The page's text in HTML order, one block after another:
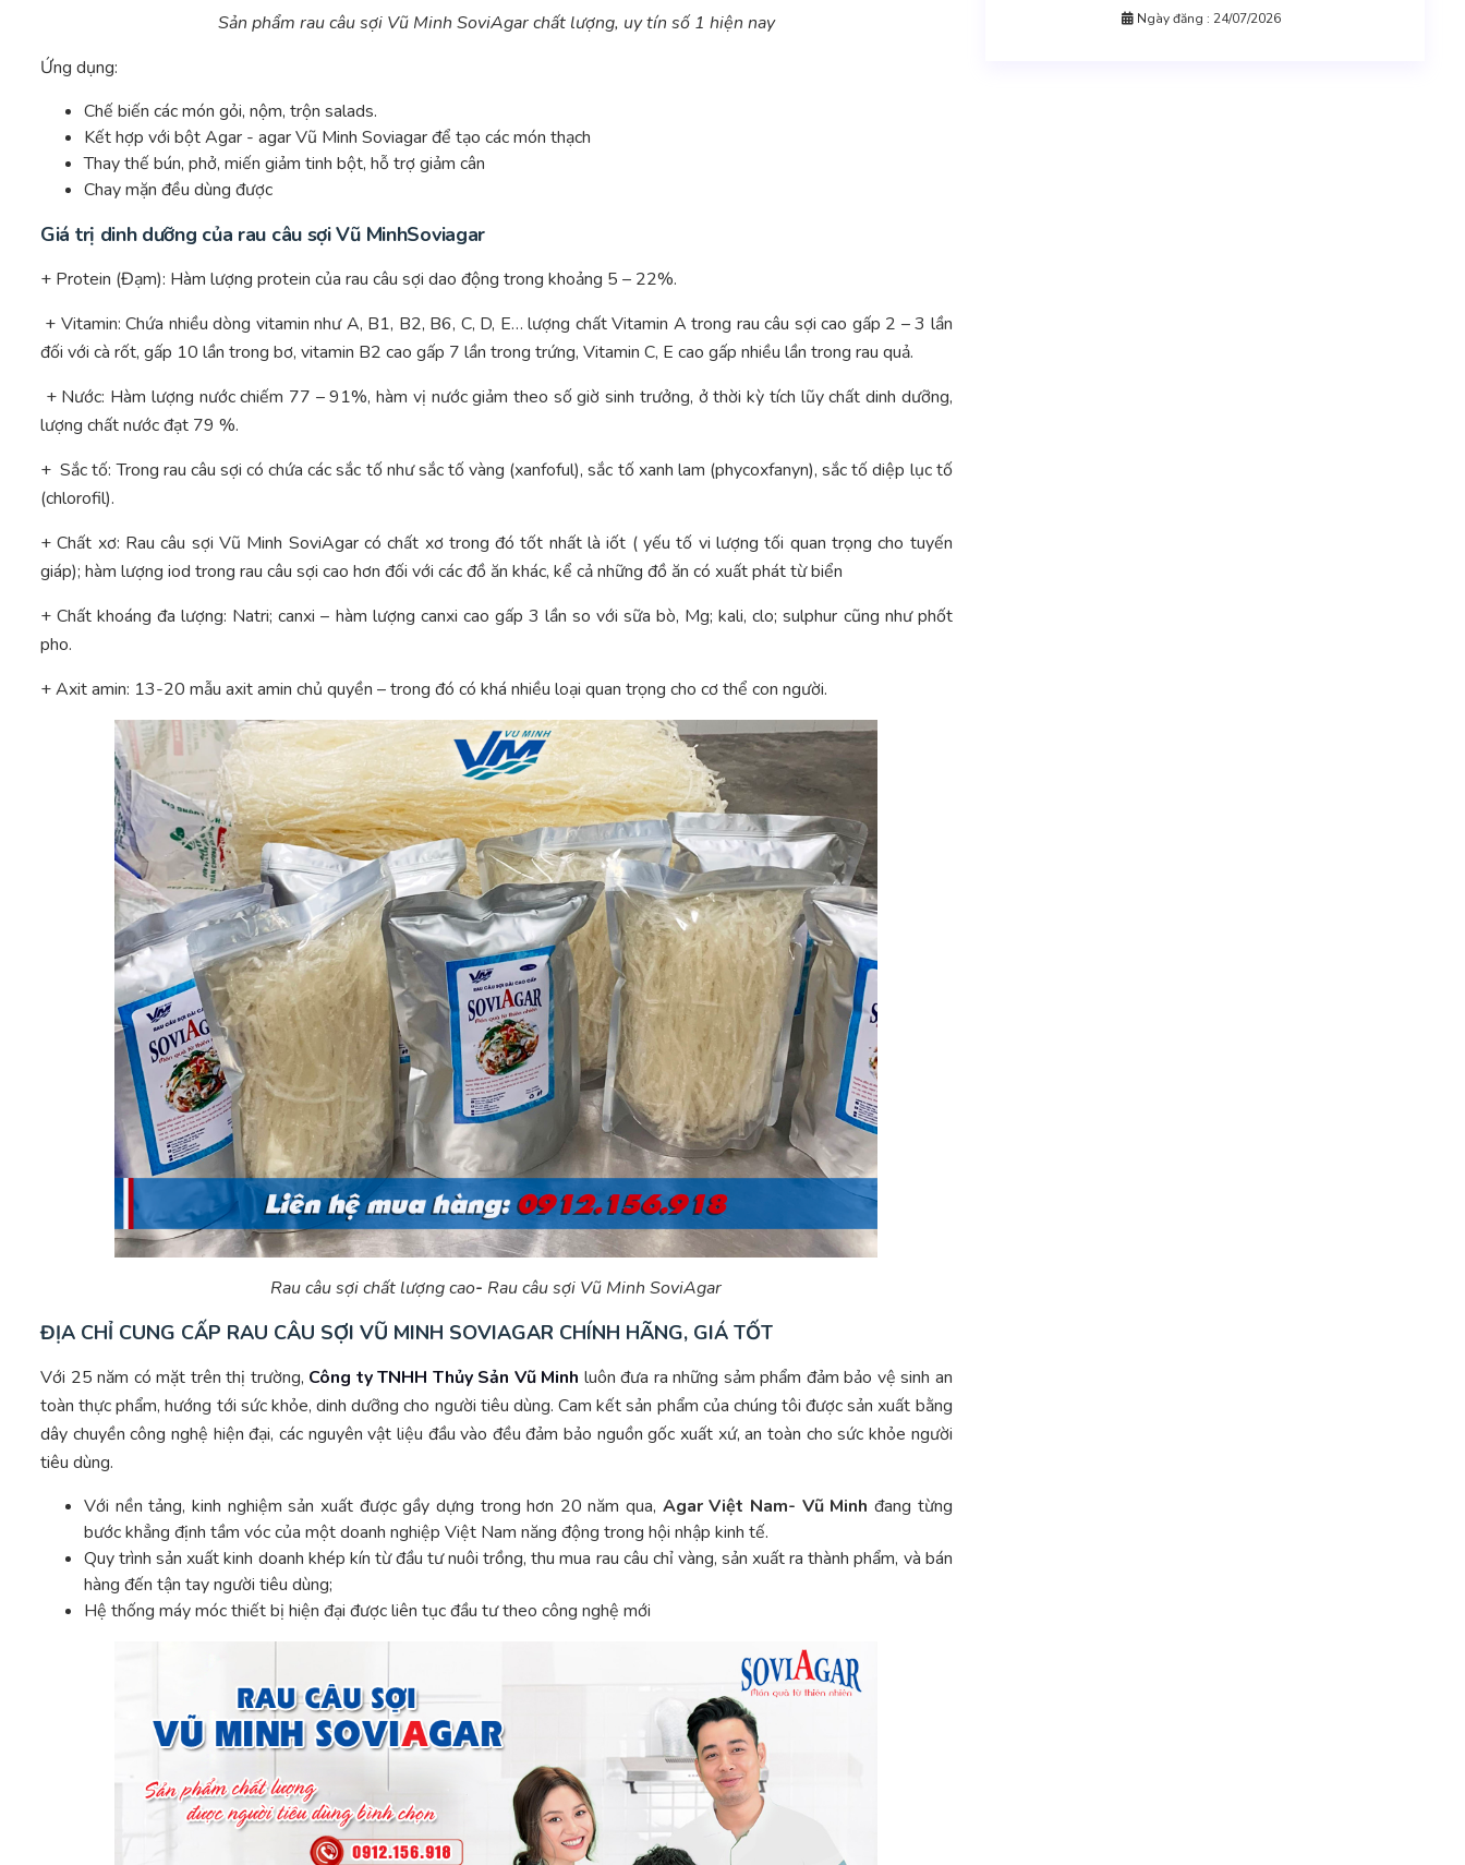
Sản phẩm rau câu sợi Vũ Minh SoviAgar chất lượng, uy tín số 1 hiện nay
Ứng dụng:
Chế biến các món gỏi, nộm, trộn salads.
Kết hợp với bột Agar - agar Vũ Minh Soviagar để tạo các món thạch
Thay thế bún, phở, miến giảm tinh bột, hỗ trợ giảm cân
Chay mặn đều dùng được
Giá trị dinh dưỡng của rau câu sợi Vũ MinhSoviagar
+ Protein (Đạm): Hàm lượng protein của rau câu sợi dao động trong khoảng 5 – 22%.
+ Vitamin: Chứa nhiều dòng vitamin như A, B1, B2, B6, C, D, E… lượng chất Vitamin A trong rau câu sợi cao gấp 2 – 3 lần
đối với cà rốt, gấp 10 lần trong bơ, vitamin B2 cao gấp 7 lần trong trứng, Vitamin C, E cao gấp nhiều lần trong rau quả.
+ Nước: Hàm lượng nước chiếm 77 – 91%, hàm vị nước giảm theo số giờ sinh trưởng, ở thời kỳ tích lũy chất dinh dưỡng,
lượng chất nước đạt 79 %.
+ Sắc tố: Trong rau câu sợi có chứa các sắc tố như sắc tố vàng (xanfoful), sắc tố xanh lam (phycoxfanyn), sắc tố diệp lục tố
(chlorofil).
+ Chất xơ: Rau câu sợi Vũ Minh SoviAgar có chất xơ trong đó tốt nhất là iốt ( yếu tố vi lượng tối quan trọng cho tuyến
giáp); hàm lượng iod trong rau câu sợi cao hơn đối với các đồ ăn khác, kể cả những đồ ăn có xuất phát từ biển
+ Chất khoáng đa lượng: Natri; canxi – hàm lượng canxi cao gấp 3 lần so với sữa bò, Mg; kali, clo; sulphur cũng như phốt
pho.
+ Axit amin: 13-20 mẫu axit amin chủ quyền – trong đó có khá nhiều loại quan trọng cho cơ thể con người.
Rau câu sợi chất lượng cao- Rau câu sợi Vũ Minh SoviAgar
ĐỊA CHỈ CUNG CẤP RAU CÂU SỢI VŨ MINH SOVIAGAR CHÍNH HÃNG, GIÁ TỐT
Với 25 năm có mặt trên thị trường, Công ty TNHH Thủy Sản Vũ Minh luôn đưa ra những sảm phẩm đảm bảo vệ sinh an
toàn thực phẩm, hướng tới sức khỏe, dinh dưỡng cho người tiêu dùng. Cam kết sản phẩm của chúng tôi được sản xuất bằng
dây chuyền công nghệ hiện đại, các nguyên vật liệu đầu vào đều đảm bảo nguồn gốc xuất xứ, an toàn cho sức khỏe người
tiêu dùng.
Với nền tảng, kinh nghiệm sản xuất được gầy dựng trong hơn 20 năm qua, Agar Việt Nam- Vũ Minh đang từng
bước khẳng định tầm vóc của một doanh nghiệp Việt Nam năng động trong hội nhập kinh tế.
Quy trình sản xuất kinh doanh khép kín từ đầu tư nuôi trồng, thu mua rau câu chỉ vàng, sản xuất ra thành phẩm, và bán
hàng đến tận tay người tiêu dùng;
Hệ thống máy móc thiết bị hiện đại được liên tục đầu tư theo công nghệ mới
Ngày đăng : 24/07/2026